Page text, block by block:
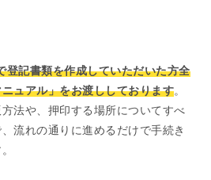
登記書類を作成していただいた方全
ュアル」をお渡ししております。
法や、押印する場所についてすべ
流れの通りに進めるだけで手続き